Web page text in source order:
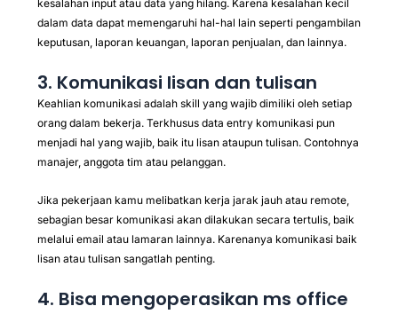
kesalahan input atau data yang hilang. Karena kesalahan kecil
dalam data dapat memengaruhi hal-hal lain seperti pengambilan
keputusan, laporan keuangan, laporan penjualan, dan lainnya.
3. Komunikasi lisan dan tulisan
Keahlian komunikasi adalah skill yang wajib dimiliki oleh setiap
orang dalam bekerja. Terkhusus data entry komunikasi pun
menjadi hal yang wajib, baik itu lisan ataupun tulisan. Contohnya
manajer, anggota tim atau pelanggan.
Jika pekerjaan kamu melibatkan kerja jarak jauh atau remote,
sebagian besar komunikasi akan dilakukan secara tertulis, baik
melalui email atau lamaran lainnya. Karenanya komunikasi baik
lisan atau tulisan sangatlah penting.
4. Bisa mengoperasikan ms office